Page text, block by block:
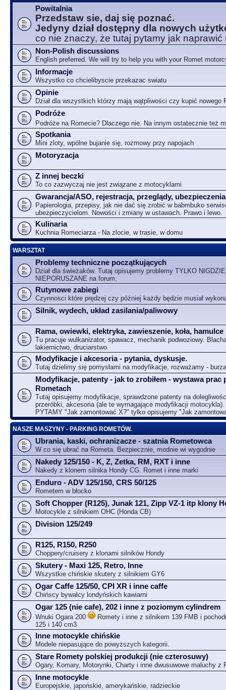
Powitalnia
Przedstaw sie, daj się poznać.
Jedyny dział dostępny dla nowych
co nie znaczy, że tutaj pytamy jak naprawić
Non-Polish discussions
English preferred. We will try to help you with your Romet
Informacje
Wszystko co chcielibyscie przekazac swiatu
Opinie
Dział dla wszystkich którzy mają wątpliwości czy kupić nowego
Podróże
Podróże na Romecie? Dlaczego nie. Na innym ostatecznie też
Spotkania
Mini zloty, wpólne bujanie się, rozmowy przy napojach
Motoryzacja
Z innej beczki
To co zazwyczaj nie jest związane z motocyklami
Gwarancja/ASO, rejestracja, przeglądy,
Papierologia, przepisy, jak nie dać się zrobić w babmbuko
ubezpieczycielom. Nowości i zmiany w ustawach. Prawo i lewo.
Kulinaria
Kuchnia Romeciarza - Na zlocie, w trasie, w domu
WARSZTAT
Problemy techniczne początkujących
Dział dla świeżaków. Tutaj opisujemy problemy TYLKO NIGDZIE
NIEPORUSZANE na forum.
Rutynowe zabiegi
Czynnosci które prędzej czy później każdy będzie musiał
Silnik, wydech, układ zasilania/paliwowy
Rama, owiewki, elektryka, zawieszenie, koła, hamulce
Tu pracuje wulkanizator, spawacz, mechanik podwoziowy.
lakiernictwo, druciarstwo.
Modyfikacje i akcesoria - pytania, dyskusje.
Tutaj dzielimy się pomysłami na modyfikacje, rozważamy -
Modyfikacje, patenty - jak to zrobiłem - wystawa prac
Rometach
Tutaj opisujemy modyfikacje, sprawdzone patenty na
przeróbki, akcesoria (ale te wymagające modyfikacji
PYTAMY "Jak zamontować X?" tylko opisujemy "Jak
NASZE MASZYNY - PARKING ROMETÓW.
Ubrania, kaski, ochranizacze - szatnia Rometowca
W co się ubrać na Rometa. Bezpiecznie, modnie wi wygodnie
Nakedy 125/150 - K, Z, Zetka, RM, RXT i inne
Nakedy z klonem silnika Hondy CG. Romet i inne marki
Enduro - ADV 125/150, CRS 50/125
Rometem w błocko
Soft Chopper (R125), Junak 121, Zipp VZ-1 itp klony
Motocykle z silnikiem OHC (Honda CB)
Division 125/249
R125, R150, R250
Choppery/cruisery z klonami silników Hondy
Skutery - Maxi 125, Retro, Inne
Wszystkie chińskie skutery z silnikiem GY6
Ogar Caffe 125/50, CPI XR i inne caffe
Chińscy bywalcy londyńskich kawiarni
Ogar 125 (nie cafe), 202 i inne z poziomym cylindrem
Wnuki Ogara 200
Romety i inne z silnikem 139 FMB i
125 i 140 cm3
Inne motocykle chińskie
Modele niepasujące do powyższych kategorii.
Stare Romety polskiej produkcji (nie czterosuwy)
Ogary, Komary, Motorynki, Charty i inne dwusuwowe maluchy z
Inne motocykle
Europejskie, japońskie, amerykańskie, radzieckie